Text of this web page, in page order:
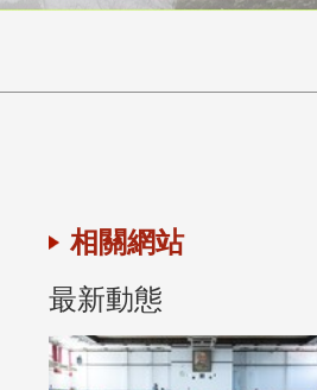
相關網站
最新動態